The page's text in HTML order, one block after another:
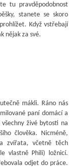
tu pravděpodobnost
stanete se skoro
Když vstřebají
nějak za své.
mákli. Ráno nás
paní domácí a
živé bytosti na
člověka. Nicméně,
zvířata, včetně těch
vlastně Phili) ložnicí.
odjet do práce.